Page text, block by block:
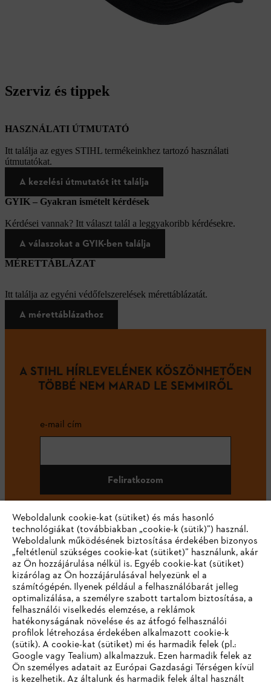
Szerviz és tippek
HASZNÁLATI ÚTMUTATÓ
Itt találja az egyes STIHL termékeinkhez tartozó használati
útmutatókat.
A kezelési útmutatót itt találja
GYIK – Gyakran ismételt kérdések
Kérdései vannak? Itt választ talál a leggyakoribb kérdésekre.
A válaszokat a GYIK-ben találja
MÉRETTÁBLÁZAT
Itt találja az egyéni védőfelszerelések mérettáblázatát.
A mérettáblázathoz
A STIHL HÍRLEVELÉNEK KÖSZÖNHETŐEN
TÖBBÉ NEM MARAD LE SEMMIRŐL
e-mail cím
Feliratkozom
#STIHL
Vállalat
Weboldalunk cookie-kat (sütiket) és más hasonló
technológiákat (továbbiakban „cookie-k (sütik)”) használ.
Weboldalunk működésének biztosítása érdekében bizonyos
„feltétlenül szükséges cookie-kat (sütiket)” használunk, akár
az Ön hozzájárulása nélkül is. Egyéb cookie-kat (sütiket)
kizárólag az Ön hozzájárulásával helyezünk el a
számítógépén. Ilyenek például a felhasználóbarát jelleg
optimalizálása, a személyre szabott tartalom biztosítása, a
felhasználói viselkedés elemzése, a reklámok
hatékonyságának növelése és az átfogó felhasználói
profilok létrehozása érdekében alkalmazott cookie-k
(sütik). A cookie-kat (sütiket) mi és harmadik felek (pl.:
Google vagy Tealium) alkalmazzuk. Ezen harmadik felek az
Ön személyes adatait az Európai Gazdasági Térségen kívül
is kezelhetik. Az általunk és harmadik felek által használt